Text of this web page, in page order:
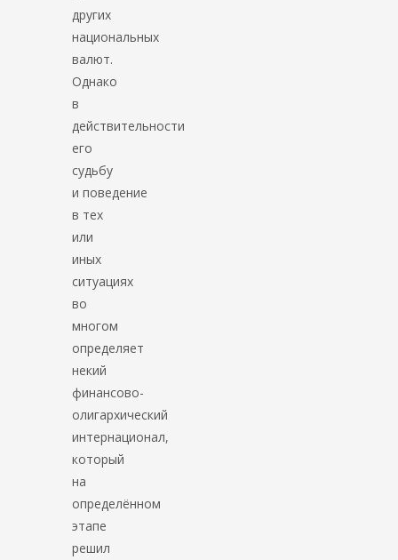
других
национальных
валют.
Однако
в
действительности
его
судьбу
и поведение
в тех
или
иных
ситуациях
во
многом
определяет
некий
финансово-
олигархический
интернационал,
который
на
определённом
этапе
решил